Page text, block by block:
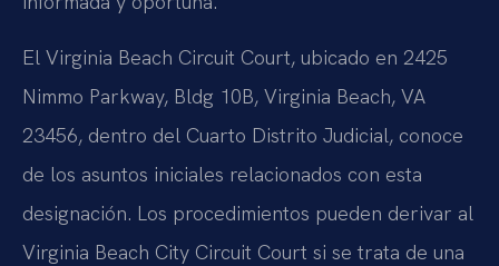
El Virginia Beach Circuit Court, ubicado en 2425
Nimmo Parkway, Bldg 10B, Virginia Beach, VA
23456, dentro del Cuarto Distrito Judicial, conoce
de los asuntos iniciales relacionados con esta
designación. Los procedimientos pueden derivar al
Virginia Beach City Circuit Court si se trata de una